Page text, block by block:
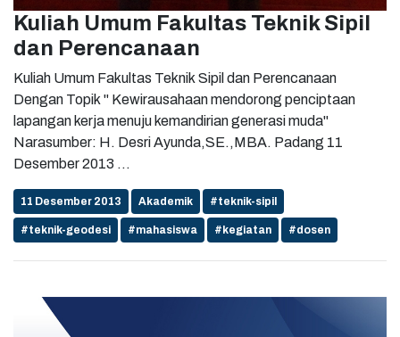
Kuliah Umum Fakultas Teknik Sipil
dan Perencanaan
Kuliah Umum Fakultas Teknik Sipil dan Perencanaan
Dengan Topik " Kewirausahaan mendorong penciptaan
lapangan kerja menuju kemandirian generasi muda"
Narasumber: H. Desri Ayunda,SE.,MBA. Padang 11
Desember 2013 ...
11 Desember 2013 Akademik #teknik-sipil
#teknik-geodesi #mahasiswa #kegiatan #dosen